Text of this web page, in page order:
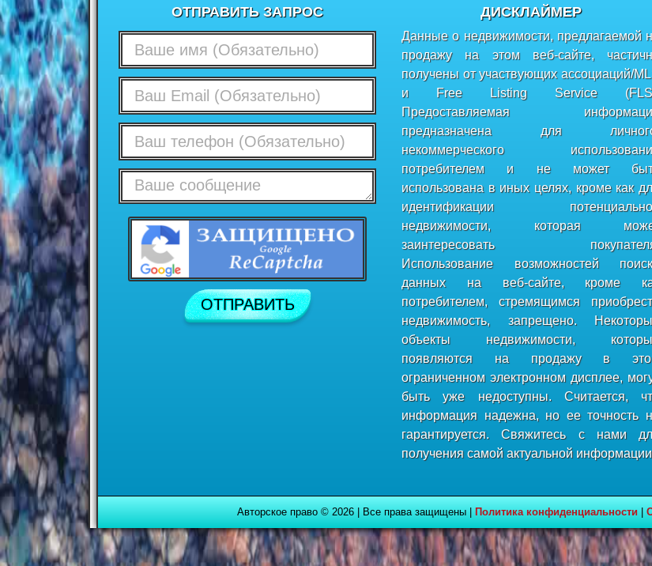
ОТПРАВИТЬ ЗАПРОС ДИСКЛАЙМЕР
Данные о недвижимости, предлагаемой
продажу на этом веб-сайте,
получены от участвующих ассоциаций/
и Free Listing Service
Предоставляемая
предназначена для
некоммерческого
потребителем и не может
использована в иных целях, кроме как
идентификации
недвижимости, которая
заинтересовать
Использование возможностей
данных на веб-сайте, кроме
потребителем, стремящимся
недвижимость, запрещено.
объекты недвижимости,
появляются на продажу в
ограниченном электронном дисплее,
быть уже недоступны. Считается,
информация надежна, но ее точность
гарантируется. Свяжитесь с нами
получения самой актуальной
Авторское право © 2026 | Все права защищены |Политика конфиденциальности|